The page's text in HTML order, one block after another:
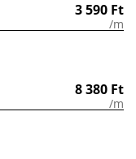
3 590 Ft
/m
8 380 Ft
/m